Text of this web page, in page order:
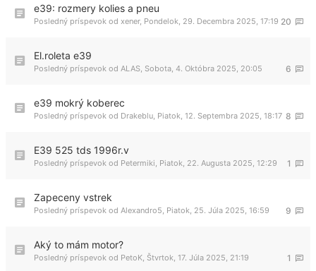
e39: rozmery kolies a pneu
20
Posledný príspevok od xener, Pondelok, 29. Decembra 2025, 17:19
El.roleta e39
6
Posledný príspevok od ALAS Sobota, 4. Októbra 2025, 20:05
e39 mokrý koberec
8
Posledný príspevok od Drakeblu Piatok, 12. Septembra 2025, 18:17
E39 525 tds 1996r.v
1
Posledný príspevok od Petermiki Piatok, 22. Augusta 2025, 12:29
Zapeceny vstrek
9
Posledný príspevok od Alexandro5 Piatok, 25. Júla 2025, 16:59
Aký to mám motor?
1
Posledný príspevok od PetoK Štvrtok, 17. Júla 2025, 21:19